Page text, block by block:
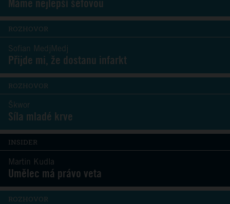
Máme nejlepší šéfovou
ROZHOVOR
Sofian MedjMedj
Přijde mi, že dostanu infarkt
ROZHOVOR
Škwor
Síla mladé krve
INSIDER
Martin Kudla
Umělec má právo veta
ROZHOVOR